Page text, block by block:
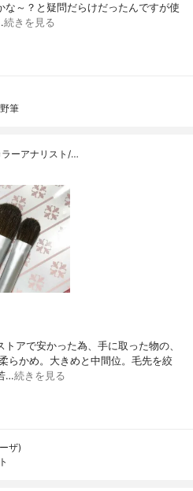
～？と疑問だらけだったんですが使
続きを見る
筆
ーアナリスト/…
アで安かった為、手に取った物の、
らかめ。大きめと中間位。毛先を絞
…続きを見る
ザ)